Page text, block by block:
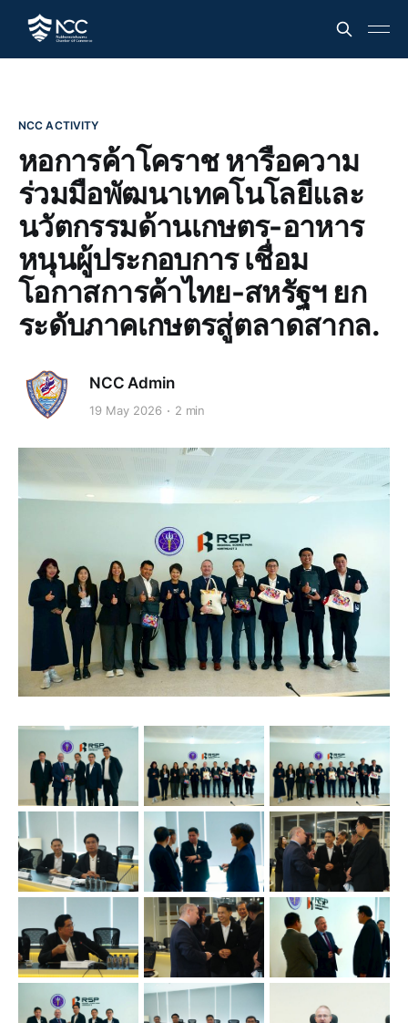
NCC ACTIVITY
หอการค้าโคราช หารือความ
ร่วมมือพัฒนาเทคโนโลยีและ
นวัตกรรมด้านเกษตร-อาหาร
หนุนผู้ประกอบการ เชื่อม
โอกาสการค้าไทย-สหรัฐฯ ยก
ระดับภาคเกษตรสู่ตลาดสากล.
NCC Admin
19 May 2026 2 min